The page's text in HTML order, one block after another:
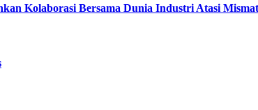
Kolaborasi Bersama Dunia Industri Atasi